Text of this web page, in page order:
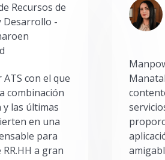
Recursos de
Desarrollo -
con el que
combinación
y las últimas
en una
para
a gran